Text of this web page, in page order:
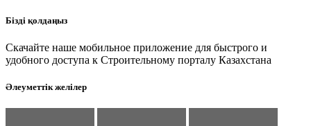
Бізді қолдаңыз
Скачайте наше мобильное приложение для быстрого и
удобного доступа к Строительному порталу Казахстана
Әлеуметтік желілер